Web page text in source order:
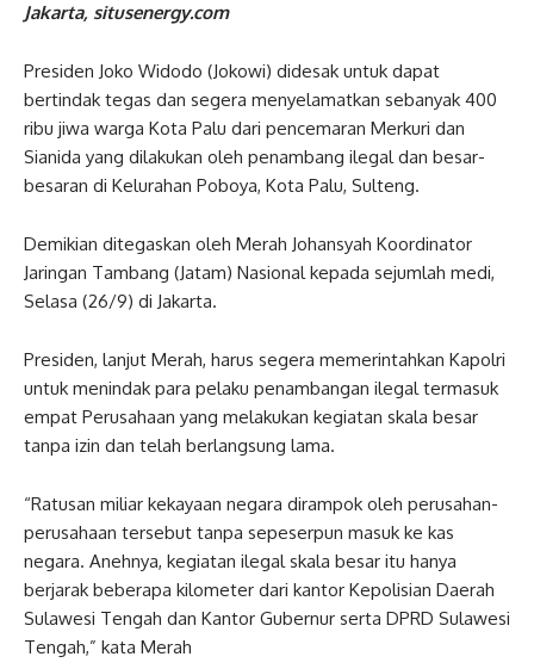
Jakarta, situsenergy.com
Presiden Joko Widodo (Jokowi) didesak untuk dapat
bertindak tegas dan segera menyelamatkan sebanyak 400
ribu jiwa warga Kota Palu dari pencemaran Merkuri dan
Sianida yang dilakukan oleh penambang ilegal dan besar-
besaran di Kelurahan Poboya, Kota Palu, Sulteng.
Demikian ditegaskan oleh Merah Johansyah Koordinator
Jaringan Tambang (Jatam) Nasional kepada sejumlah medi,
Selasa (26/9) di Jakarta.
Presiden, lanjut Merah, harus segera memerintahkan Kapolri
untuk menindak para pelaku penambangan ilegal termasuk
empat Perusahaan yang melakukan kegiatan skala besar
tanpa izin dan telah berlangsung lama.
“Ratusan miliar kekayaan negara dirampok oleh perusahan-
perusahaan tersebut tanpa sepeserpun masuk ke kas
negara. Anehnya, kegiatan ilegal skala besar itu hanya
berjarak beberapa kilometer dari kantor Kepolisian Daerah
Sulawesi Tengah dan Kantor Gubernur serta DPRD Sulawesi
Tengah,” kata Merah